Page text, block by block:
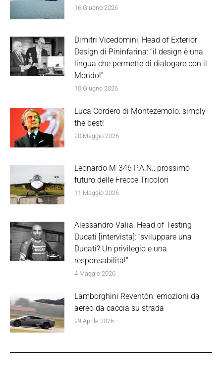
16 Giugno 2026
Dimitri Vicedomini, Head of Exterior
Design di Pininfarina: “il design è una
lingua che permette di dialogare con il
Mondo!”
10 Giugno 2026
Luca Cordero di Montezemolo: simply
the best!
20 Maggio 2026
Leonardo M-346 P.A.N.: prossimo
futuro delle Frecce Tricolori
11 Maggio 2026
Alessandro Valia, Head of Testing
Ducati [intervista]: “sviluppare una
Ducati? Un privilegio e una
responsabilità!”
4 Maggio 2026
Lamborghini Reventón: emozioni da
aereo da caccia su strada
29 Aprile 2026